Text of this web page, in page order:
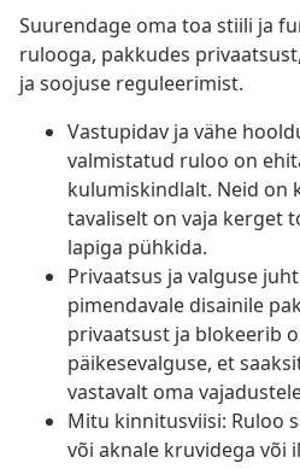
Suurendage oma toa stiili ja
rulooga, pakkudes
ja soojuse reguleerimist.
Vastupidav ja vähe
valmistatud ruloo on
kulumiskindlalt. Neid on
tavaliselt on vaja kerget
lapiga pühkida.
Privaatsus ja valguse
pimendavale disainile
privaatsust ja blokeerib
päikesevalguse, et
vastavalt oma
Mitu kinnitusviisi: Ruloo
või aknale kruvidega või